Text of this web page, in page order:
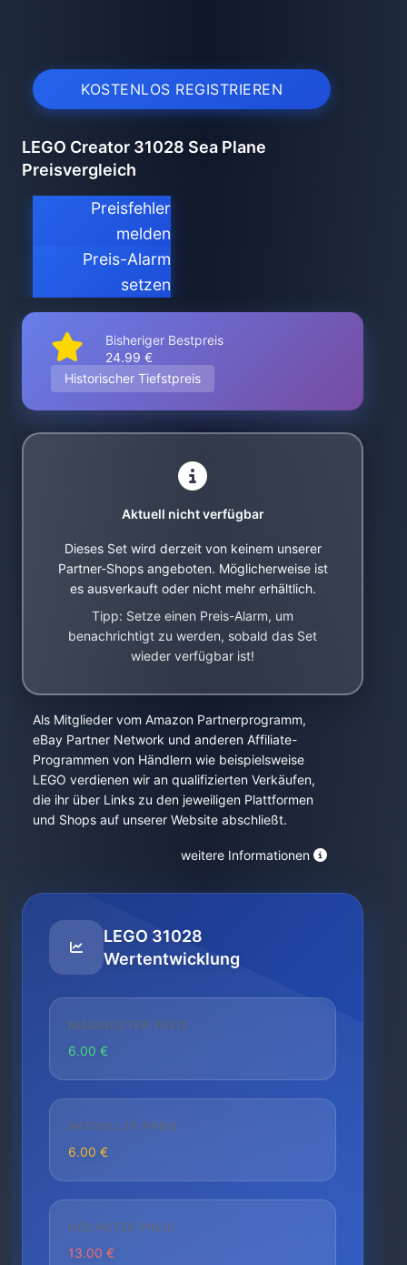
KOSTENLOS REGISTRIEREN
LEGO Creator 31028 Sea Plane
Preisvergleich
Preisfehler
melden
Preis-Alarm
setzen
Bisheriger Bestpreis
24.99 €
Historischer Tiefstpreis
Aktuell nicht verfügbar
Dieses Set wird derzeit von keinem unserer
Partner-Shops angeboten. Möglicherweise ist
es ausverkauft oder nicht mehr erhältlich.
Tipp: Setze einen Preis-Alarm, um
benachrichtigt zu werden, sobald das Set
wieder verfügbar ist!
Als Mitglieder vom Amazon Partnerprogramm,
eBay Partner Network und anderen Affiliate-
Programmen von Händlern wie beispielsweise
LEGO verdienen wir an qualifizierten Verkäufen,
die ihr über Links zu den jeweiligen Plattformen
und Shops auf unserer Website abschließt.
weitere Informationen
LEGO 31028
Wertentwicklung
NIEDRIGSTER PREIS
6.00 €
AKTUELLER PREIS
6.00 €
HÖCHSTER PREIS
13.00 €